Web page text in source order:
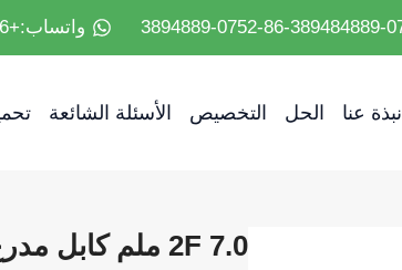
واتساب:+86 18682182825
نبذة عنا الحل التخصيص الأسئلة الشائعة
2F 7.0 ملم كابل مدرع FTTA CPRI